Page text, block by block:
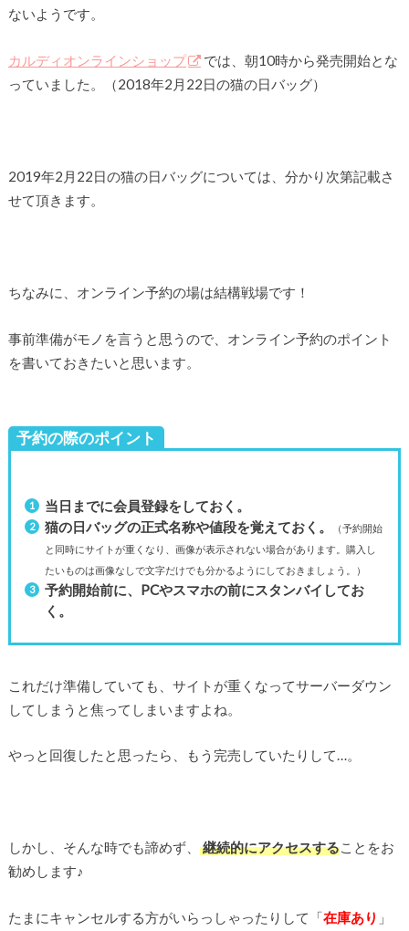
ないようです。
カルディオンラインショップ
では、朝10時から発売開始とな
っていました。（2018年2月22日の猫の日バッグ）
2019年2月22日の猫の日バッグについては、分かり次第記載さ
せて頂きます。
ちなみに、オンライン予約の場は結構戦場です！
事前準備がモノを言うと思うので、オンライン予約のポイント
を書いておきたいと思います。
予約の際のポイント
当日までに会員登録をしておく。
猫の日バッグの正式名称や値段を覚えておく。
（予約開始
と同時にサイトが重くなり、画像が表示されない場合があります。購入し
たいものは画像なしで文字だけでも分かるようにしておきましょう。）
予約開始前に、PCやスマホの前にスタンバイしてお
く。
これだけ準備していても、サイトが重くなってサーバーダウン
してしまうと焦ってしまいますよね。
やっと回復したと思ったら、もう完売していたりして…。
しかし、そんな時でも諦めず、 継続的にアクセスすることをお
勧めします♪
たまにキャンセルする方がいらっしゃったりして「在庫あり 」